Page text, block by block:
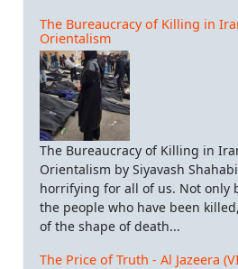
The Bureaucracy of Killing in
Orientalism
The Bureaucracy of Killing in
Orientalism by Siyavash
horrifying for all of us. Not only
the people who have been
of the shape of death...
The Price of Truth - Al Jazeera